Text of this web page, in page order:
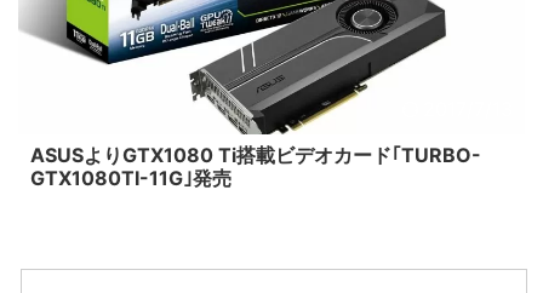
ASUSよりGTX1080 Ti搭載ビデオカード｢TURBO-
GTX1080TI-11G｣発売